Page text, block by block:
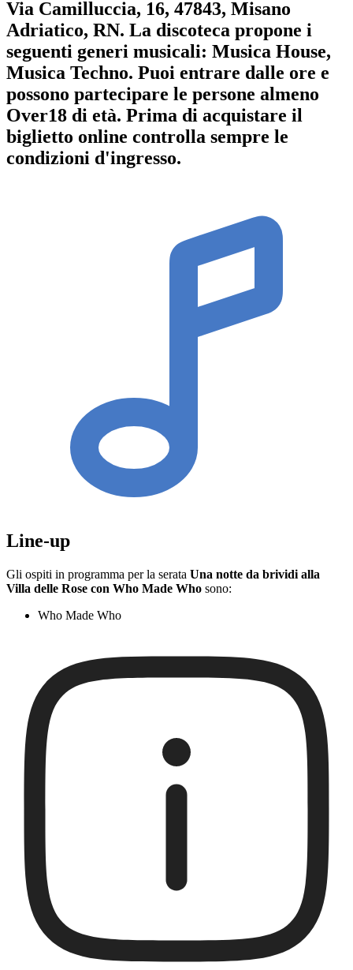
Via Camilluccia, 16, 47843, Misano
Adriatico, RN. La discoteca propone i
seguenti generi musicali: Musica House,
Musica Techno. Puoi entrare dalle ore e
possono partecipare le persone almeno
Over18 di età. Prima di acquistare il
biglietto online controlla sempre le
condizioni d'ingresso.
Line-up
Gli ospiti in programma per la serata Una notte da brividi alla
Villa delle Rose con Who Made Who sono:
Who Made Who